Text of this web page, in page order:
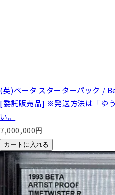
(英)ベータ スターターパック /
[委託販売品] ※発送方法は「ゆ
い。
7,000,000円
カートに入れる